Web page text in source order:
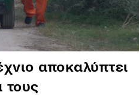
αποκαλύπτει
τους